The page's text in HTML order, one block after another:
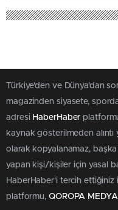
Türkiye'den ve Dünya’dan
magazinden siyasete,
adresi HaberHaber
kaynak gösterilmeden alıntı
olarak kopyalanamaz, başka
yapan kişi/kişiler için yasal
HaberHaber'i tercih
platformu, QOROPA MEDYA